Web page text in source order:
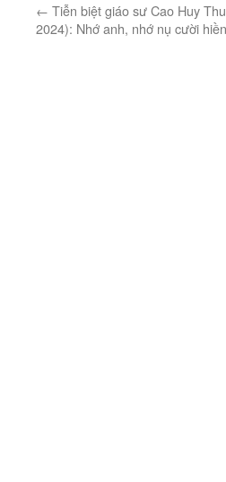
← Tiễn biệt giáo sư Cao Huy
2024): Nhớ anh, nhớ nụ cười hiền